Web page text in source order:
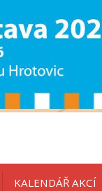
KALENDÁŘ AKCÍ